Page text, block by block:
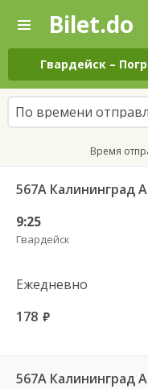
—
Поиск
и
покупка
билетов
на
автобус
онлайн
Bilet.do
Гвардейск –
По времени
Время
9:25
Гвардейск
Ежедневно
178 руб.